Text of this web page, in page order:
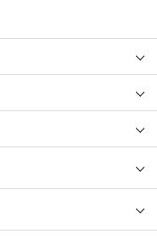
ース
チュアート
野
キッズ
形